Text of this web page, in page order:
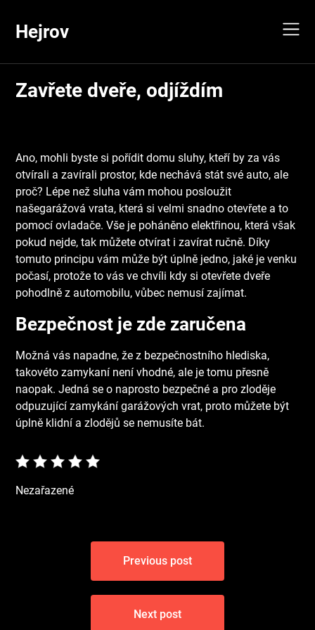
content
Hejrov
Zavřete dveře, odjíždím
Ano, mohli byste si pořídit domu sluhy, kteří by za vás
otvírali a zavírali prostor, kde nechává stát své auto, ale
proč? Lépe než sluha vám mohou posloužit
našegarážová vrata, která si velmi snadno otevřete a to
pomocí ovladače. Vše je poháněno elektřinou, která však
pokud nejde, tak můžete otvírat i zavírat ručně. Díky
tomuto principu vám může být úplně jedno, jaké je venku
počasí, protože to vás ve chvíli kdy si otevřete dveře
pohodlně z automobilu, vůbec nemusí zajímat.
Bezpečnost je zde zaručena
Možná vás napadne, že z bezpečnostního hlediska,
takovéto zamykaní není vhodné, ale je tomu přesně
naopak. Jedná se o naprosto bezpečné a pro zloděje
odpuzující zamykání garážových vrat, proto můžete být
úplně klidní a zlodějů se nemusíte bát.
Nezařazené
Navigace
příspěvek
Previous post
Next post